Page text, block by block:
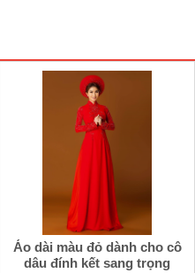
Áo dài màu đỏ dành cho cô
dâu đính kết sang trọng